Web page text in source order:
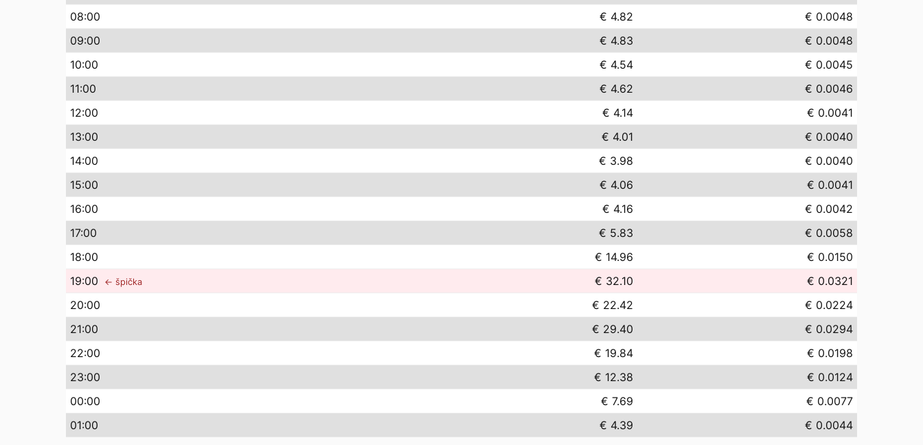
08:00 € 4.82
€ 0.0048
09:00 € 4.83
€ 0.0048
10:00 € 4.54
€ 0.0045
11:00 € 4.62
€ 0.0046
12:00 € 4.14
€ 0.0041
13:00 € 4.01
€ 0.0040
14:00 € 3.98
€ 0.0040
15:00 € 4.06
€ 0.0041
16:00 € 4.16
€ 0.0042
17:00 € 5.83
€ 0.0058
18:00 € 14.96
€ 0.0150
19:00 ← špička € 32.10
€ 0.0321
20:00 € 22.42
€ 0.0224
21:00 € 29.40
€ 0.0294
22:00 € 19.84
€ 0.0198
23:00 € 12.38
€ 0.0124
00:00 € 7.69
€ 0.0077
01:00 € 4.39 € 0.0044